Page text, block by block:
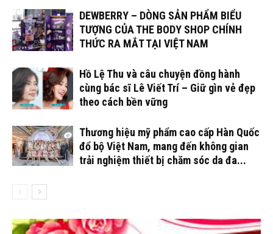
DEWBERRY – DÒNG SẢN PHẨM BIỂU
TƯỢNG CỦA THE BODY SHOP CHÍNH
THỨC RA MẮT TẠI VIỆT NAM
Hồ Lệ Thu và câu chuyện đồng hành
cùng bác sĩ Lê Viết Trí – Giữ gìn vẻ đẹp
theo cách bền vững
Thương hiệu mỹ phẩm cao cấp Hàn Quốc
đổ bộ Việt Nam, mang đến không gian
trải nghiệm thiết bị chăm sóc da đa...